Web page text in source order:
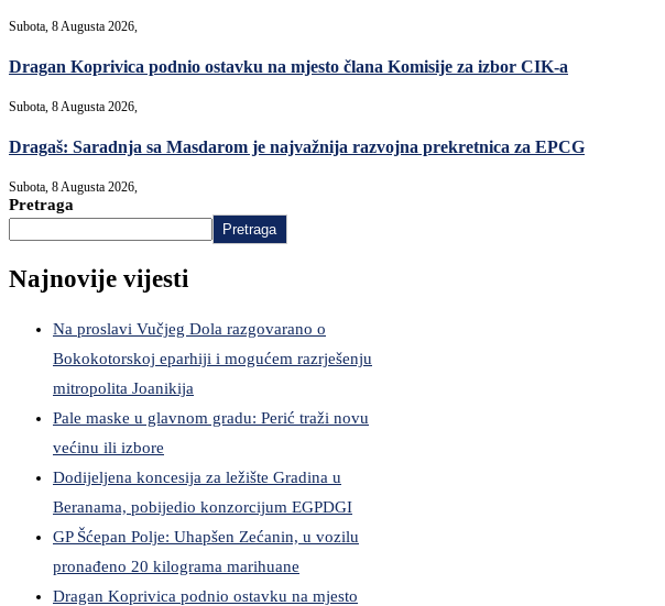
Subota, 8 Augusta 2026,
Dragan Koprivica podnio ostavku na mjesto člana Komisije za izbor CIK-a
Subota, 8 Augusta 2026,
Dragaš: Saradnja sa Masdarom je najvažnija razvojna prekretnica za EPCG
Subota, 8 Augusta 2026,
Pretraga
Pretraga
Najnovije vijesti
Na proslavi Vučjeg Dola razgovarano o
Bokokotorskoj eparhiji i mogućem razrješenju
mitropolita Joanikija
Pale maske u glavnom gradu: Perić traži novu
većinu ili izbore
Dodijeljena koncesija za ležište Gradina u
Beranama, pobijedio konzorcijum EGPDGI
GP Šćepan Polje: Uhapšen Zećanin, u vozilu
pronađeno 20 kilograma marihuane
Dragan Koprivica podnio ostavku na mjesto